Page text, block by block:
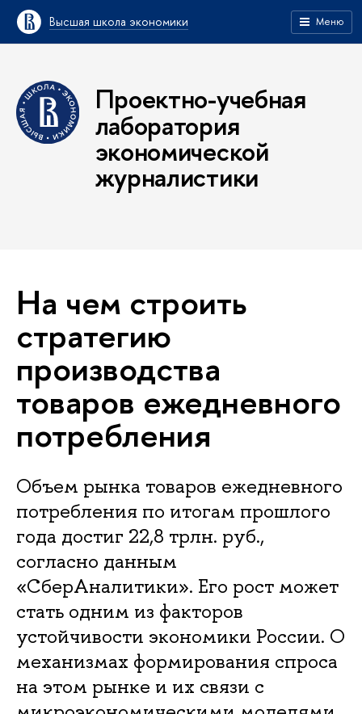
Высшая школа экономики Меню
Проектно-учебная
лаборатория
экономической
журналистики
На чем строить
стратегию
производства
товаров ежедневного
потребления
Объем рынка товаров ежедневного
потребления по итогам прошлого
года достиг 22,8 трлн. руб.,
согласно данным
«СберАналитики». Его рост может
стать одним из факторов
устойчивости экономики России. О
механизмах формирования спроса
на этом рынке и их связи с